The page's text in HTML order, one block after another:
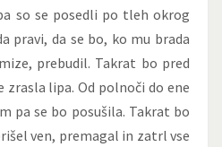
so se posedli po tleh okrog
pravi, da se bo, ko mu brada
prebudil. Takrat bo pred
zrasla lipa. Od polnoči do ene
pa se bo posušila. Takrat bo
ven, premagal in zatrl vse